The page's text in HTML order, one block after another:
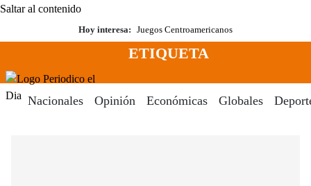
Saltar al contenido
Hoy interesa: Juegos Centroamericanos
Menú
ETIQUETA
Nacionales Opinión Económicas Globales